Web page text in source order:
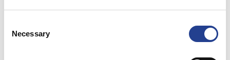
Selection
Necessary